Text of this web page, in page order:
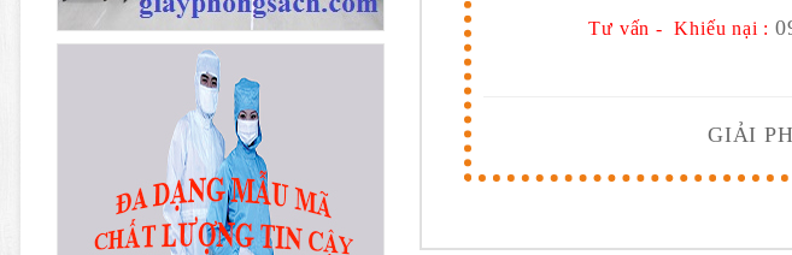
Tư vấn - Khiếu nại :
GIẢI